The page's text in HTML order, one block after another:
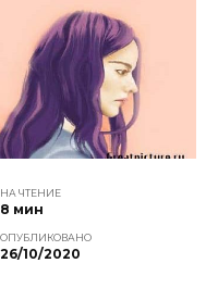
НА ЧТЕНИЕ
8 мин
ОПУБЛИКОВАНО
26/10/2020